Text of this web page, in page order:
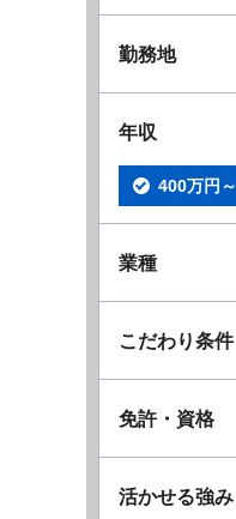
勤務地
年収
400万円～
業種
こだわり条件
免許・資格
活かせる強み